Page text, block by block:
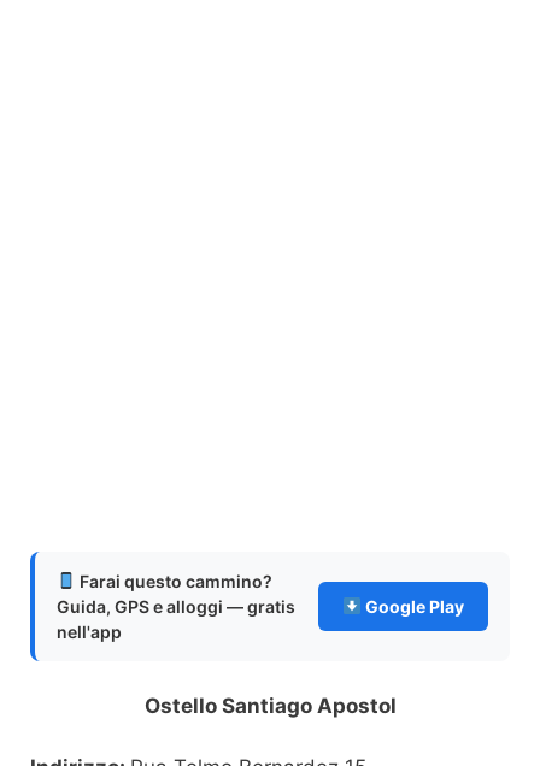
Farai questo cammino?
Guida, GPS e alloggi — gratis
nell'app
Google Play
Ostello Santiago Apostol